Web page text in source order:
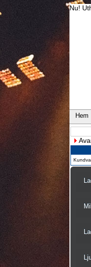
Nu!
Hem